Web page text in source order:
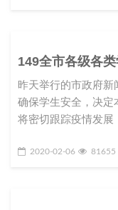
149全市各级各
昨天举行的市政府
确保学生安全，决定
将密切跟踪疫情发展
2020-02-06 81655